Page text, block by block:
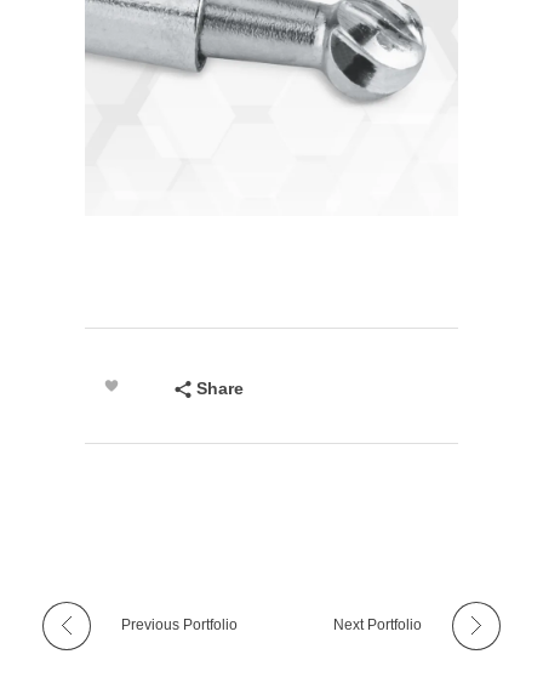
Share
Previous Portfolio Next Portfolio